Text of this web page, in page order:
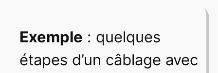
Exemple : quelques
étapes d’un câblage avec